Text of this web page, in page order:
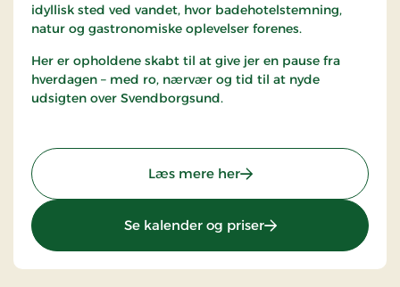
idyllisk sted ved vandet, hvor badehotelstemning,
natur og gastronomiske oplevelser forenes.
Her er opholdene skabt til at give jer en pause fra
hverdagen – med ro, nærvær og tid til at nyde
udsigten over Svendborgsund.
Læs mere her: Hotel Troense,
Se kalender og priser: Hotel Troense,